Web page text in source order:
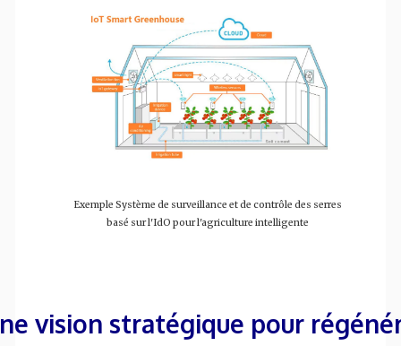
Exemple Système de surveillance et de contrôle des serres
basé sur l'IdO pour l'agriculture intelligente
vision stratégique pour